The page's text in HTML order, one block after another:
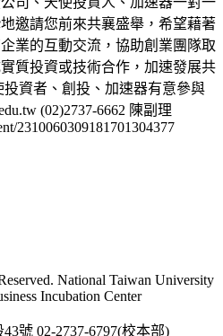
邀請您前來共襄盛舉，希望藉著
業的互動交流，協助創業團隊取
質投資或技術合作，加速發展共
資者、創投、加速器有意參與
(02)2737-6662 陳副理
2310060309181701304377
National Taiwan University
Incubation Center
號 02-2737-6797(校本部)